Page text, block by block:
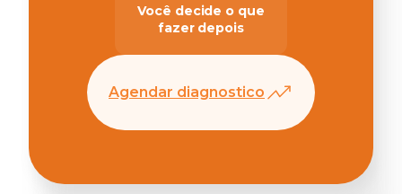
Você decide o que
fazer depois
Agendar diagnostico